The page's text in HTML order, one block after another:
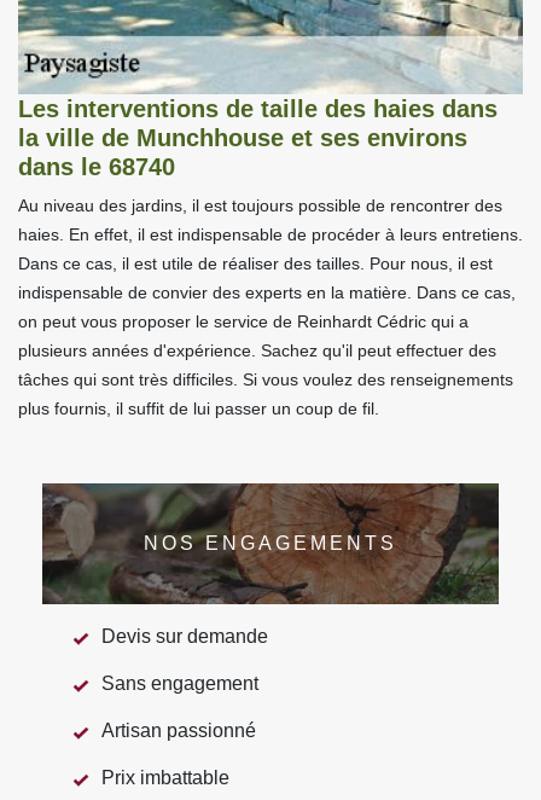
Les interventions de taille des haies dans
la ville de Munchhouse et ses environs
dans le 68740
Au niveau des jardins, il est toujours possible de rencontrer des
haies. En effet, il est indispensable de procéder à leurs entretiens.
Dans ce cas, il est utile de réaliser des tailles. Pour nous, il est
indispensable de convier des experts en la matière. Dans ce cas,
on peut vous proposer le service de Reinhardt Cédric qui a
plusieurs années d'expérience. Sachez qu'il peut effectuer des
tâches qui sont très difficiles. Si vous voulez des renseignements
plus fournis, il suffit de lui passer un coup de fil.
NOS ENGAGEMENTS
Devis sur demande
Sans engagement
Artisan passionné
Prix imbattable